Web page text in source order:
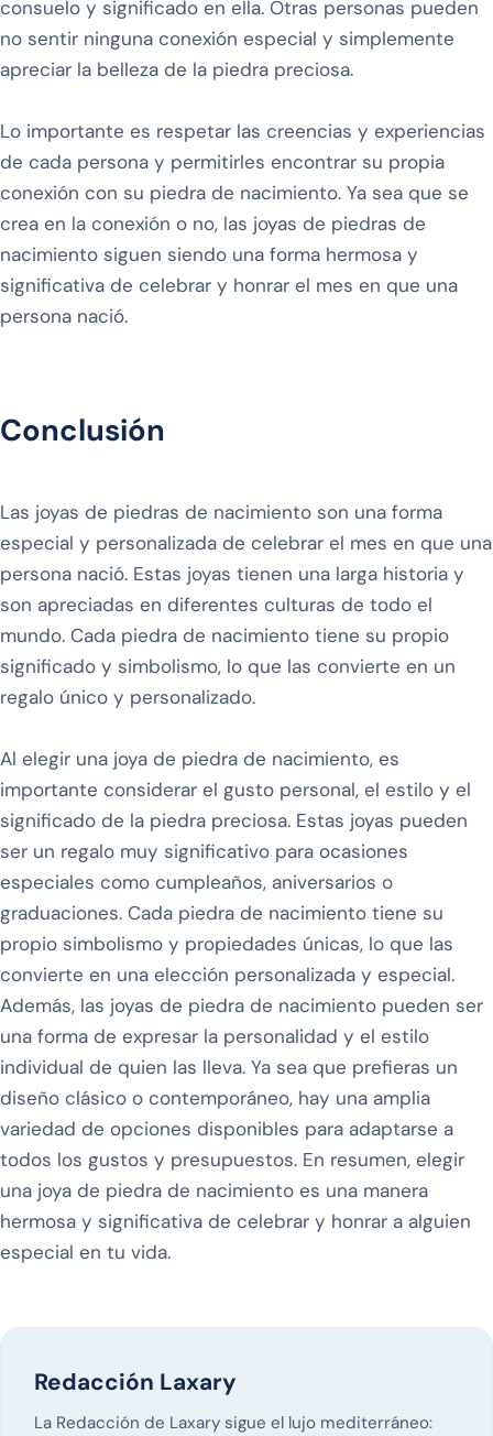
consuelo y significado en ella. Otras personas pueden
no sentir ninguna conexión especial y simplemente
apreciar la belleza de la piedra preciosa.
Lo importante es respetar las creencias y experiencias
de cada persona y permitirles encontrar su propia
conexión con su piedra de nacimiento. Ya sea que se
crea en la conexión o no, las joyas de piedras de
nacimiento siguen siendo una forma hermosa y
significativa de celebrar y honrar el mes en que una
persona nació.
Conclusión
Las joyas de piedras de nacimiento son una forma
especial y personalizada de celebrar el mes en que una
persona nació. Estas joyas tienen una larga historia y
son apreciadas en diferentes culturas de todo el
mundo. Cada piedra de nacimiento tiene su propio
significado y simbolismo, lo que las convierte en un
regalo único y personalizado.
Al elegir una joya de piedra de nacimiento, es
importante considerar el gusto personal, el estilo y el
significado de la piedra preciosa. Estas joyas pueden
ser un regalo muy significativo para ocasiones
especiales como cumpleaños, aniversarios o
graduaciones. Cada piedra de nacimiento tiene su
propio simbolismo y propiedades únicas, lo que las
convierte en una elección personalizada y especial.
Además, las joyas de piedra de nacimiento pueden ser
una forma de expresar la personalidad y el estilo
individual de quien las lleva. Ya sea que prefieras un
diseño clásico o contemporáneo, hay una amplia
variedad de opciones disponibles para adaptarse a
todos los gustos y presupuestos. En resumen, elegir
una joya de piedra de nacimiento es una manera
hermosa y significativa de celebrar y honrar a alguien
especial en tu vida.
Redacción Laxary
La Redacción de Laxary sigue el lujo mediterráneo: